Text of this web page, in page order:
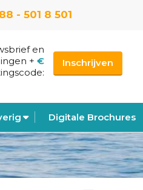
- 501 8 501
en
+ €
Inschrijven
Digitale Brochures